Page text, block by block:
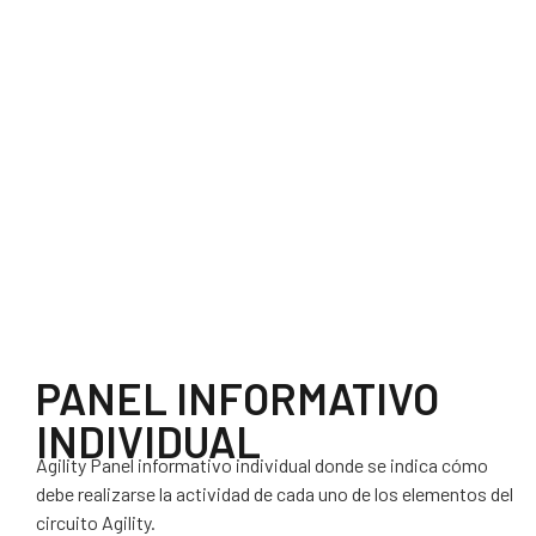
PANEL INFORMATIVO
INDIVIDUAL
Agility Panel informativo individual donde se indica cómo
debe realizarse la actividad de cada uno de los elementos del
circuito Agility.